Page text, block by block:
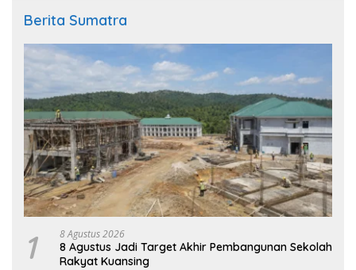
Berita Sumatra
1 8 Agustus 2026
8 Agustus Jadi Target Akhir Pembangunan Sekolah
Rakyat Kuansing